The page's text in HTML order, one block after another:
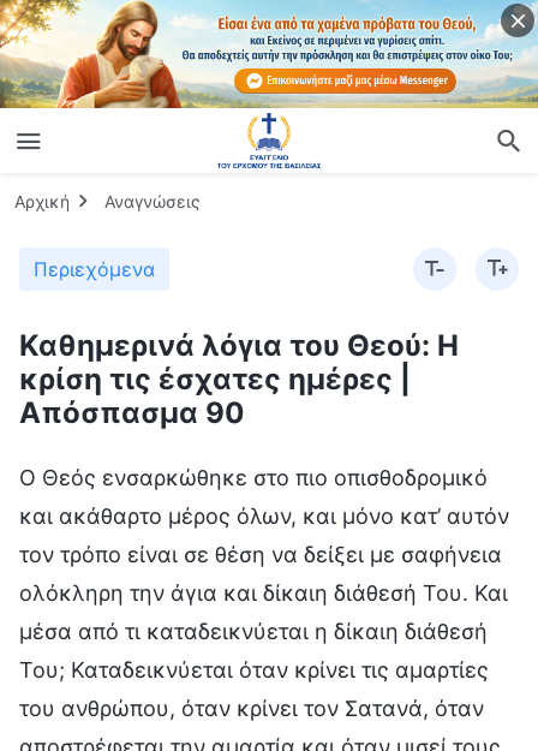
Αρχική Αναγνώσεις
Περιεχόμενα
Καθημερινά λόγια του Θεού: Η
κρίση τις έσχατες ημέρες |
Απόσπασμα 90
Ο Θεός ενσαρκώθηκε στο πιο οπισθοδρομικό
και ακάθαρτο μέρος όλων, και μόνο κατ’ αυτόν
τον τρόπο είναι σε θέση να δείξει με σαφήνεια
ολόκληρη την άγια και δίκαιη διάθεσή Του. Και
μέσα από τι καταδεικνύεται η δίκαιη διάθεσή
Του; Καταδεικνύεται όταν κρίνει τις αμαρτίες
του ανθρώπου, όταν κρίνει τον Σατανά, όταν